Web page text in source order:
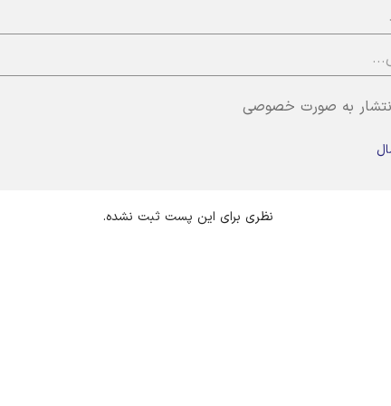
به صورت خصوصی
نظری برای این پست ثبت نشده.